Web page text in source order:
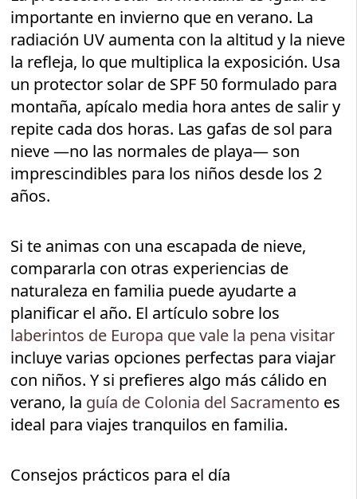
importante en invierno que en verano. La
radiación UV aumenta con la altitud y la nieve
la refleja, lo que multiplica la exposición. Usa
un protector solar de SPF 50 formulado para
montaña, apícalo media hora antes de salir y
repite cada dos horas. Las gafas de sol para
nieve —no las normales de playa— son
imprescindibles para los niños desde los 2
años.
Si te animas con una escapada de nieve,
compararla con otras experiencias de
naturaleza en familia puede ayudarte a
planificar el año. El artículo sobre los
laberintos de Europa que vale la pena visitar
incluye varias opciones perfectas para viajar
con niños. Y si prefieres algo más cálido en
verano, la guía de Colonia del Sacramento es
ideal para viajes tranquilos en familia.
Consejos prácticos para el día